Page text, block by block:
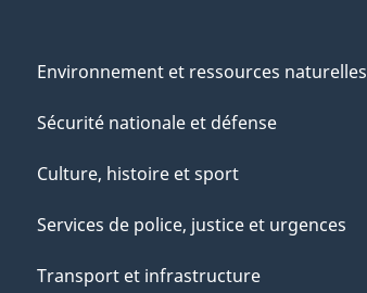
Environnement et ressources naturelles
Sécurité nationale et défense
Culture, histoire et sport
Services de police, justice et urgences
Transport et infrastructure